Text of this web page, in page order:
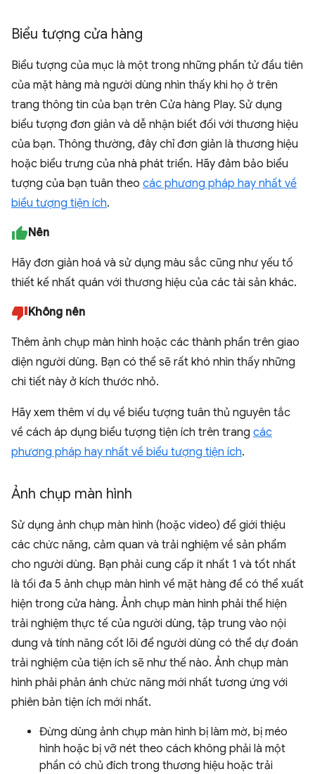
Biểu tượng cửa hàng
Biểu tượng của mục là một trong những phần tử đầu tiên
của mặt hàng mà người dùng nhìn thấy khi họ ở trên
trang thông tin của bạn trên Cửa hàng Play. Sử dụng
biểu tượng đơn giản và dễ nhận biết đối với thương hiệu
của bạn. Thông thường, đây chỉ đơn giản là thương hiệu
hoặc biểu trưng của nhà phát triển. Hãy đảm bảo biểu
tượng của bạn tuân theo các phương pháp hay nhất về
biểu tượng tiện ích.
Nên
Hãy đơn giản hoá và sử dụng màu sắc cũng như yếu tố
thiết kế nhất quán với thương hiệu của các tài sản khác.
Không nên
Thêm ảnh chụp màn hình hoặc các thành phần trên giao
diện người dùng. Bạn có thể sẽ rất khó nhìn thấy những
chi tiết này ở kích thước nhỏ.
Hãy xem thêm ví dụ về biểu tượng tuân thủ nguyên tắc
về cách áp dụng biểu tượng tiện ích trên trang các
phương pháp hay nhất về biểu tượng tiện ích.
Ảnh chụp màn hình
Sử dụng ảnh chụp màn hình (hoặc video) để giới thiệu
các chức năng, cảm quan và trải nghiệm về sản phẩm
cho người dùng. Bạn phải cung cấp ít nhất 1 và tốt nhất
là tối đa 5 ảnh chụp màn hình về mặt hàng để có thể xuất
hiện trong cửa hàng. Ảnh chụp màn hình phải thể hiện
trải nghiệm thực tế của người dùng, tập trung vào nội
dung và tính năng cốt lõi để người dùng có thể dự đoán
trải nghiệm của tiện ích sẽ như thế nào. Ảnh chụp màn
hình phải phản ánh chức năng mới nhất tương ứng với
phiên bản tiện ích mới nhất.
Đừng dùng ảnh chụp màn hình bị làm mờ, bị méo
hình hoặc bị vỡ nét theo cách không phải là một
phần có chủ đích trong thương hiệu hoặc trải